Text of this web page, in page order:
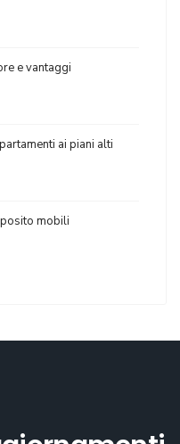
e vantaggi
ai piani alti
mobili